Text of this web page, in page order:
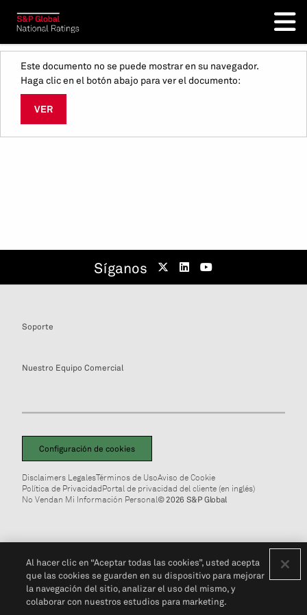
Este documento no se puede mostrar en su navegador.
Haga clic en el botón abajo para ver el documento:
VER
Síganos
Soporte
Nuestro Equipo Comercial
Configuración de cookies
Disclaimers LegalesTérminos de UsoAviso de Cookie
Política de PrivacidadPortal de privacidad del cliente (en inglés)
No Vendan Mi Información Personal© 2026 S&P Global
Al hacer clic en “Aceptar todas las cookies”, usted acepta
que las cookies se guarden en su dispositivo para mejorar
la navegación del sitio, analizar el uso del mismo, y
colaborar con nuestros estudios para marketing.